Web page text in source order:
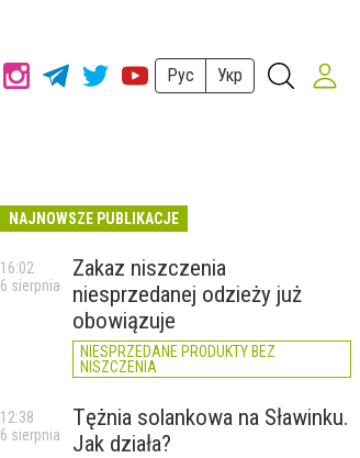
Рус Укр
NAJNOWSZE PUBLIKACJE
Zakaz niszczenia
niesprzedanej odzieży już
obowiązuje
NIESPRZEDANE PRODUKTY BEZ
NISZCZENIA
16:02
6 sierpnia
Tężnia solankowa na Sławinku.
Jak działa?
12:38
6 sierpnia